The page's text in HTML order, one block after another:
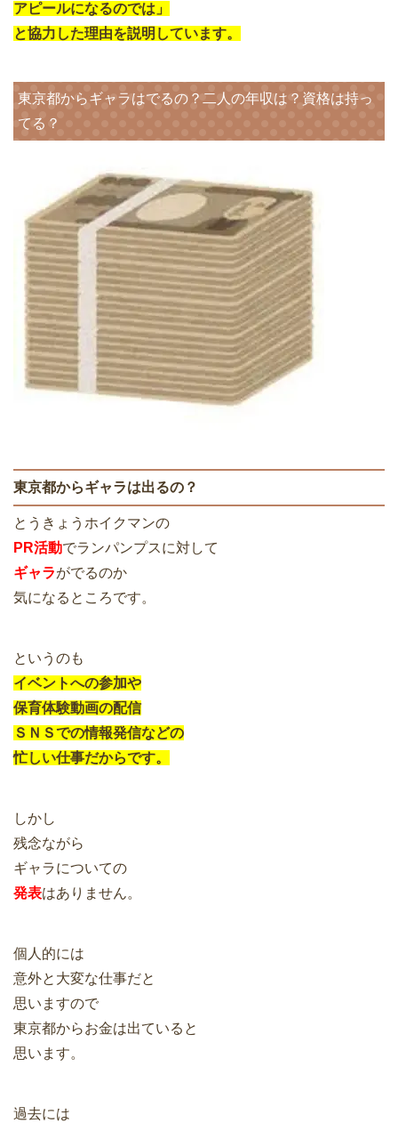
アピールになるのでは」
と協力した理由を説明しています。
東京都からギャラはでるの？二人の年収は？資格は持っ
てる？
東京都からギャラは出るの？
とうきょうホイクマンの
PR活動でランパンプスに対して
ギャラがでるのか
気になるところです。
というのも
イベントへの参加や
保育体験動画の配信
ＳＮＳでの情報発信などの
忙しい仕事だからです。
しかし
残念ながら
ギャラについての
発表はありません。
個人的には
意外と大変な仕事だと
思いますので
東京都からお金は出ていると
思います。
過去には